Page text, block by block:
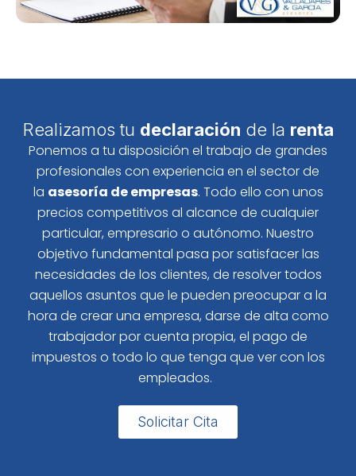
Realizamos tu declaración de la renta
Ponemos a tu disposición el trabajo de grandes
profesionales con experiencia en el sector de
la asesoría de empresas. Todo ello con unos
precios competitivos al alcance de cualquier
particular, empresario o autónomo. Nuestro
objetivo fundamental pasa por satisfacer las
necesidades de los clientes, de resolver todos
aquellos asuntos que le pueden preocupar a la
hora de crear una empresa, darse de alta como
trabajador por cuenta propia, el pago de
impuestos o todo lo que tenga que ver con los
empleados.
Solicitar Cita